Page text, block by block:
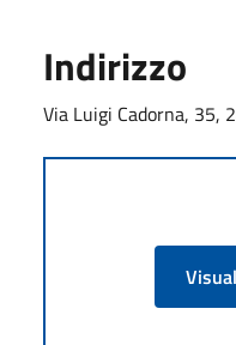
Indirizzo
Via Luigi Cadorna, 35,